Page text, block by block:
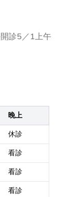
診5／1上午
晚上
休診
看診
看診
看診